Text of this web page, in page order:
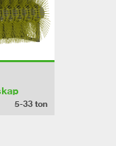
5-33ton